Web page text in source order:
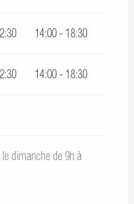
14:00 - 18:30
14:00 - 18:30
dimanche de 9h à